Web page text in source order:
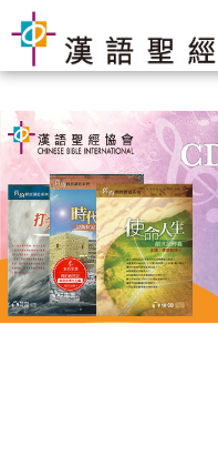
書店首頁 (美國)
本月推介